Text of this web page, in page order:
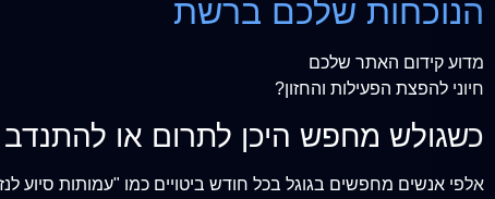
הנוכחות שלכם ברשת
מדוע קידום האתר שלכם
חיוני להפצת הפעילות והחזון?
כשגולש מחפש היכן לתרום או להתנדב
אלפי אנשים מחפשים בגוגל בכל חודש ביטויים כמו "עמותות